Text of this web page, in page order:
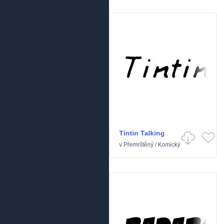
Tintin Talking
v Přemrštěný / Komický